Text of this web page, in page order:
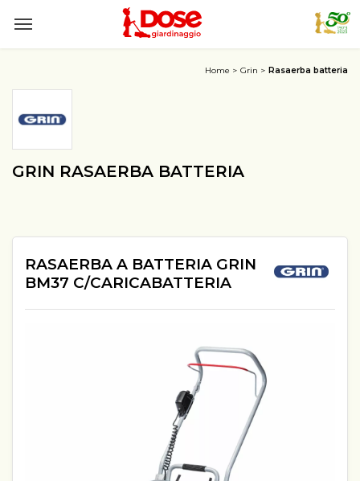
Home Grin Rasaerba batteria
GRIN RASAERBA BATTERIA
RASAERBA A BATTERIA GRIN
BM37 C/CARICABATTERIA